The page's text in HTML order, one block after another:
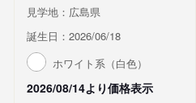
見学地：広島県
誕生日：2026/06/18
ホワイト系（白色）
2026/08/14より価格表示